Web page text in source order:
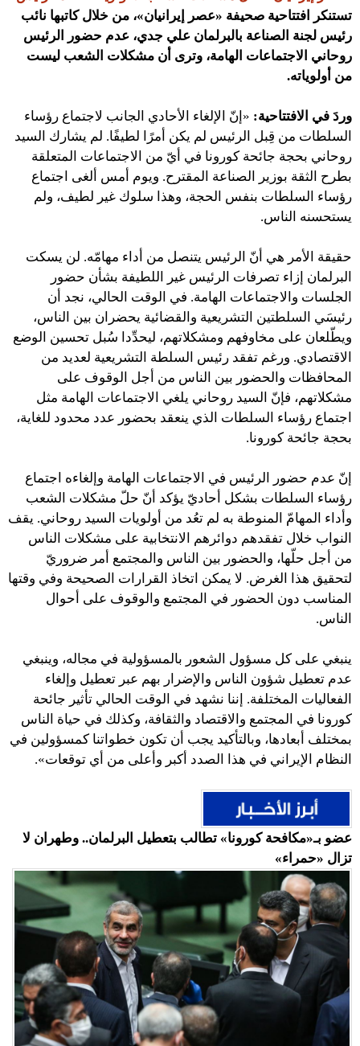
تستنكر افتتاحية صحيفة «عصر إيرانيان»، من خلال كاتبها نائب
رئيس لجنة الصناعة بالبرلمان علي جدي، عدم حضور الرئيس
روحاني الاجتماعات الهامة، وترى أن مشكلات الشعب ليست
من أولوياته.
وردَ في الافتتاحية: «إنّ الإلغاء الأحادي الجانب لاجتماع رؤساء
السلطات من قِبل الرئيس لم يكن أمرًا لطيفًا. لم يشارك السيد
روحاني بحجة جائحة كورونا في أيّ من الاجتماعات المتعلقة
بطرح الثقة بوزير الصناعة المقترح. ويوم أمس ألغى اجتماع
رؤساء السلطات بنفس الحجة، وهذا سلوك غير لطيف، ولم
يستحسنه الناس.
حقيقة الأمر هي أنّ الرئيس يتنصل من أداء مهامّه. لن يسكت
البرلمان إزاء تصرفات الرئيس غير اللطيفة بشأن حضور
الجلسات والاجتماعات الهامة. في الوقت الحالي، نجد أن
رئيسَي السلطتين التشريعية والقضائية يحضران بين الناس،
ويطّلعان على مخاوفهم ومشكلاتهم، ليحدِّدا سُبل تحسين الوضع
الاقتصادي. ورغم تفقد رئيس السلطة التشريعية لعديد من
المحافظات والحضور بين الناس من أجل الوقوف على
مشكلاتهم، فإنّ السيد روحاني يلغي الاجتماعات الهامة مثل
اجتماع رؤساء السلطات الذي ينعقد بحضور عدد محدود للغاية،
بحجة جائحة كورونا.
إنّ عدم حضور الرئيس في الاجتماعات الهامة وإلغاءه اجتماع
رؤساء السلطات بشكل أحاديّ يؤكد أنّ حلّ مشكلات الشعب
وأداء المهامّ المنوطة به لم تعُد من أولويات السيد روحاني. يقف
النواب خلال تفقدهم دوائرهم الانتخابية على مشكلات الناس
من أجل حلّها، والحضور بين الناس والمجتمع أمر ضروريّ
لتحقيق هذا الغرض. لا يمكن اتخاذ القرارات الصحيحة وفي وقتها
المناسب دون الحضور في المجتمع والوقوف على أحوال
الناس.
ينبغي على كل مسؤول الشعور بالمسؤولية في مجاله، وينبغي
عدم تعطيل شؤون الناس والإضرار بهم عبر تعطيل وإلغاء
الفعاليات المختلفة. إننا نشهد في الوقت الحالي تأثير جائحة
كورونا في المجتمع والاقتصاد والثقافة، وكذلك في حياة الناس
بمختلف أبعادها، وبالتأكيد يجب أن تكون خطواتنا كمسؤولين في
النظام الإيراني في هذا الصدد أكبر وأعلى من أي توقعات».
عضو بـ«مكافحة كورونا» تطالب بتعطيل البرلمان.. وطهران لا
تزال «حمراء»